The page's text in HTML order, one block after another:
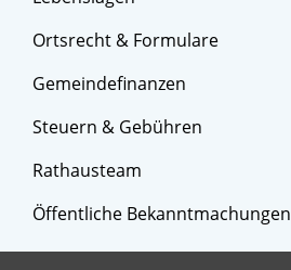
Ortsrecht & Formulare
Gemeindefinanzen
Steuern & Gebühren
Rathausteam
Öffentliche Bekanntmachungen